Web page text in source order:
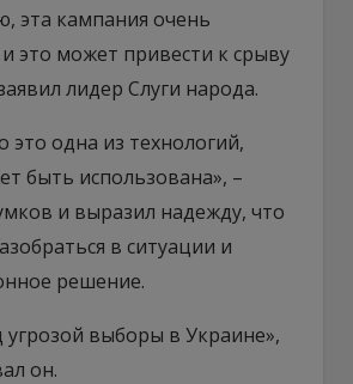
эта кампания очень
это может привести к срыву
лидер Слуги народа.
это одна из технологий,
быть использована», –
и выразил надежду, что
в ситуации и
решение.
угрозой выборы в Украине»,
он.